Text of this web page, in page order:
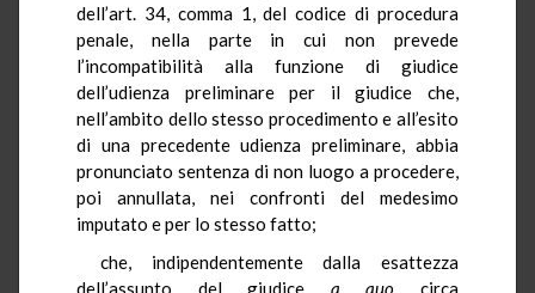
dell’art. 34, comma 1, del codice di procedura
penale, nella parte in cui non prevede
l’incompatibilità alla funzione di giudice
dell’udienza preliminare per il giudice che,
nell’ambito dello stesso procedimento e all’esito
di una precedente udienza preliminare, abbia
pronunciato sentenza di non luogo a procedere,
poi annullata, nei confronti del medesimo
imputato e per lo stesso fatto;
che, indipendentemente dalla esattezza
dell’assunto del giudice a quo circa